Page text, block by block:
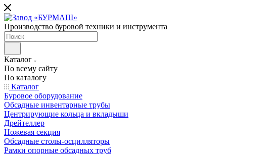
Производство буровой техники и инструмента
Каталог
По всему сайту
По каталогу
Каталог
Буровое оборудование
Обсадные инвентарные трубы
Центрирующие кольца и вкладыши
Дрейтеллер
Ножевая секция
Обсадные столы-осцилляторы
Рамки опорные обсадных труб